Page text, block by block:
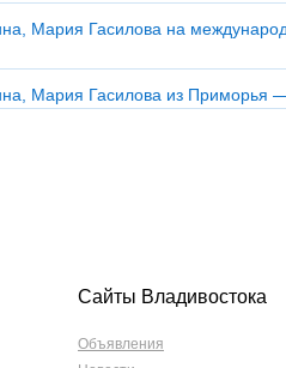
Сайты Владивостока
Объявления